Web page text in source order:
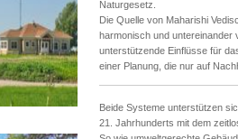
Naturgesetz.
Die Quelle von Maharishi
harmonisch und untereinander
unterstützende Einflüsse für
einer Planung, die nur auf
Beide Systeme unterstützen
21. Jahrhunderts mit dem